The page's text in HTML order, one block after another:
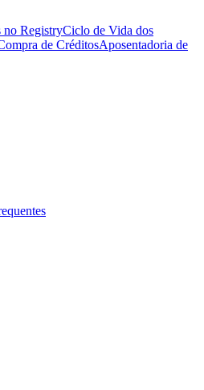
no RegistryCiclo de Vida dos
de CréditosAposentadoria de